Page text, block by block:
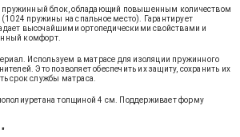
пружинный блок, обладающий повышенным количеством
пружины на спальное место). Гарантирует
высочайшими ортопедическими свойствами и
комфорт.
Используем в матрасе для изоляции пружинного
Это позволяет обеспечить их защиту, сохранить их
срок службы матраса.
толщиной 4 см. Поддерживает форму